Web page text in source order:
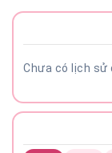
Chưa có lịch sử